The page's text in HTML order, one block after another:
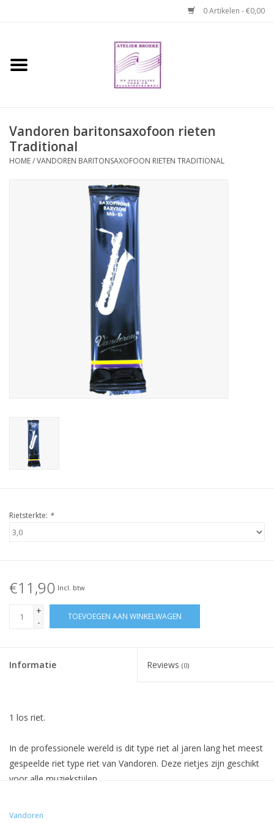
0 Artikelen - €0,00
Home
Reparaties en
abonnementen
Vandoren baritonsaxofoon rieten
Traditional
HOME/VANDOREN BARITONSAXOFOON RIETEN TRADITIONAL
Rietsterkte: *
€11,90 Incl. btw
+
-
TOEVOEGEN AAN WINKELWAGEN
Informatie Reviews (0)
1 los riet.
In de professionele wereld is dit type riet al jaren lang het meest
gespeelde riet type riet van Vandoren. Deze rietjes zijn geschikt
voor alle muziekstijlen
Vandoren